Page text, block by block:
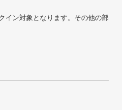
イン対象となります。その他の部